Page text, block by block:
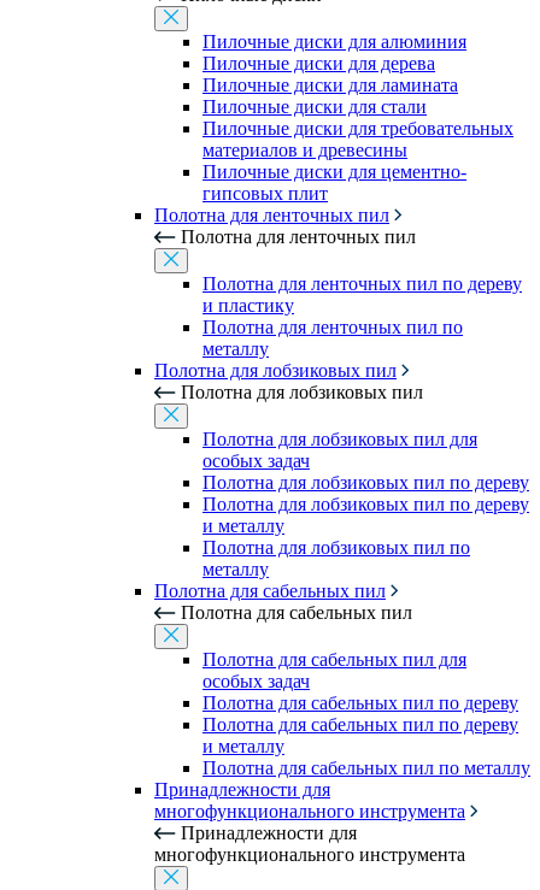
Пилочные диски для алюминия
Пилочные диски для дерева
Пилочные диски для ламината
Пилочные диски для стали
Пилочные диски для требовательных
материалов и древесины
Пилочные диски для цементно-
гипсовых плит
Полотна для ленточных пил
Полотна для ленточных пил
Полотна для ленточных пил по дереву
и пластику
Полотна для ленточных пил по
металлу
Полотна для лобзиковых пил
Полотна для лобзиковых пил
Полотна для лобзиковых пил для
особых задач
Полотна для лобзиковых пил по дереву
Полотна для лобзиковых пил по дереву
и металлу
Полотна для лобзиковых пил по
металлу
Полотна для сабельных пил
Полотна для сабельных пил
Полотна для сабельных пил для
особых задач
Полотна для сабельных пил по дереву
Полотна для сабельных пил по дереву
и металлу
Полотна для сабельных пил по металлу
Принадлежности для
многофункционального инструмента
Принадлежности для
многофункционального инструмента